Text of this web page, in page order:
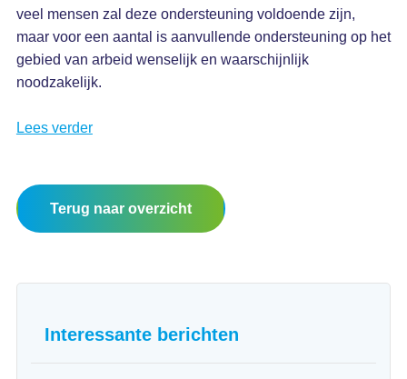
veel mensen zal deze ondersteuning voldoende zijn,
maar voor een aantal is aanvullende ondersteuning op het
gebied van arbeid wenselijk en waarschijnlijk
noodzakelijk.
Lees verder
Terug naar overzicht
Interessante berichten